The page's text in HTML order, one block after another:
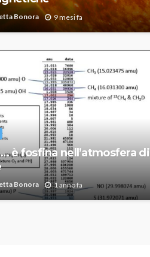
Bonora 9 mesi fa
è fosfina nell’atmosfera di
Bonora 1 anno fa